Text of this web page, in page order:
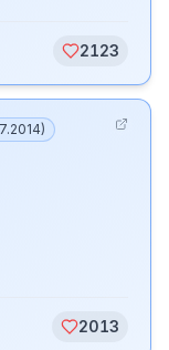
2123
)
2013